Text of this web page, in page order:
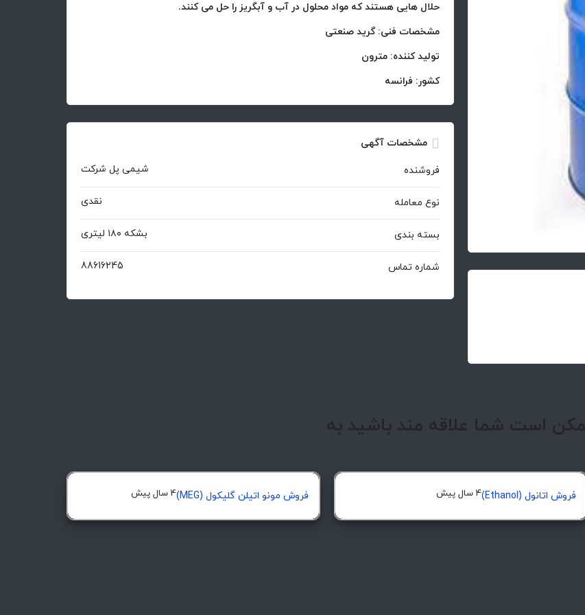
حلال هایی هستند که مواد محلول در آب و آبگریز را حل می کنند.
مشخصات فنی: گرید صنعتی
تولید کننده: مترون
کشور: فرانسه
مشخصات آگهی
فروشنده شیمی پل شرکت
نوع معامله نقدی
بسته بندی بشکه ۱۸۰ لیتری
شماره تماس
88616245
ممکن است شما علاقه مند باشید به
فروش اتانول (Ethanol) 4 سال پیش فروش مونو اتیلن گلیکول (MEG) 4 سال پیش